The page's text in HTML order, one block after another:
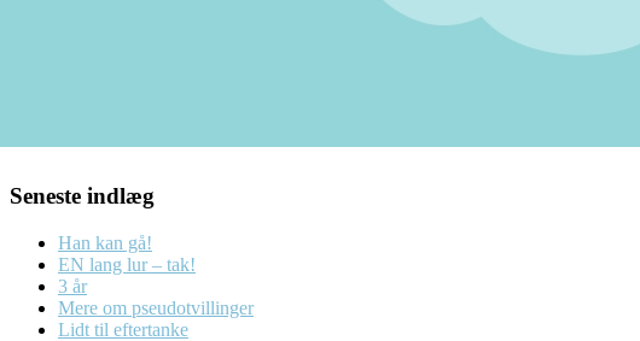
Seneste indlæg
Han kan gå!
EN lang lur – tak!
3 år
Mere om pseudotvillinger
Lidt til eftertanke